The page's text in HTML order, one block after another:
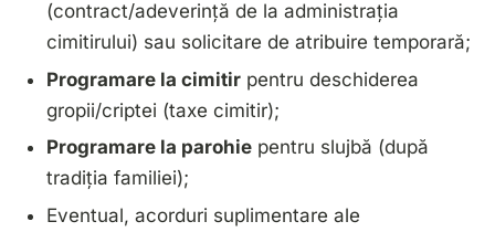
(contract/adeverință de la administrația
cimitirului) sau solicitare de atribuire temporară;
Programare la cimitir pentru deschiderea
gropii/criptei (taxe cimitir);
Programare la parohie pentru slujbă (după
tradiția familiei);
Eventual, acorduri suplimentare ale